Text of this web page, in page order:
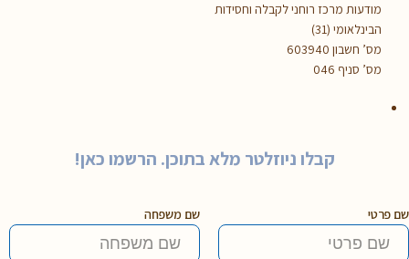
מודעות מרכז רוחני לקבלה וחסידות
הבינלאומי (31)
מס’ חשבון 603940
מס’ סניף 046
קבלו ניוזלטר מלא בתוכן. הרשמו כאן!
שם פרטי שם משפחה